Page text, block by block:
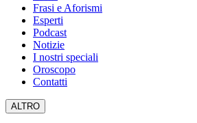
Frasi e Aforismi
Esperti
Podcast
Notizie
I nostri speciali
Oroscopo
Contatti
ALTRO